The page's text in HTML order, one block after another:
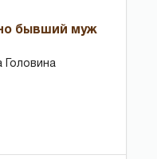
бывший муж